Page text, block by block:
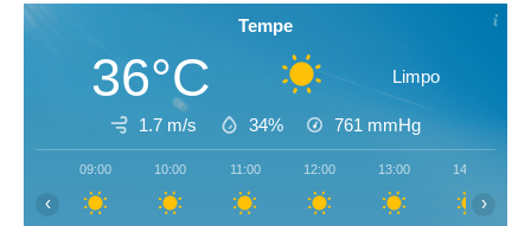
Tempe
36°C Limpo
1.7 m/s 34% 761 mmHg
09:00 10:00 11:00 12:00 13:00 14:00
‹ ›